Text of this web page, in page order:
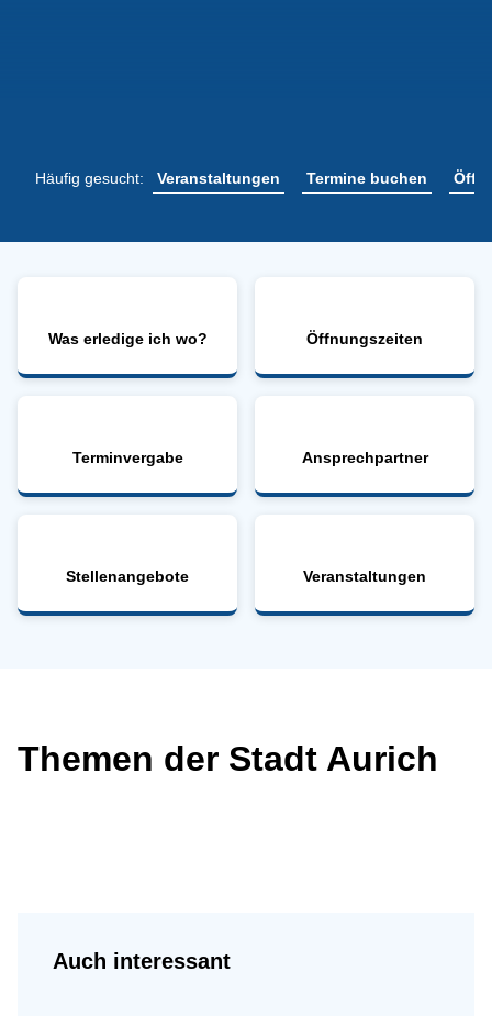
Häufig gesucht: Veranstaltungen Termine buchen
Was erledige ich wo? Öffnungszeiten
Terminvergabe Ansprechpartner
Stellenangebote Veranstaltungen
Themen der Stadt Aurich
Auch interessant